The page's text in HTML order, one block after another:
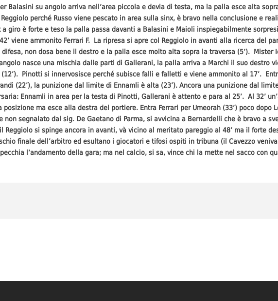
Balasini su angolo arriva nell’area piccola e devia di testa, ma la palla esce alta
perché Russo viene pescato in area sulla sinx, è bravo nella conclusione e
giro è forte e teso la palla passa davanti a Balasini e Maioli inspiegabilmente
viene ammonito Ferrari F. La ripresa si apre col Reggiolo in avanti alla ricerca del
non dosa bene il destro e la palla esce molto alta sopra la traversa (5’). Mister
nasce una mischia dalle parti di Gallerani, la palla arriva a Marchi il suo destro
Pinotti si innervosisce perché subisce falli e falletti e viene ammonito al 17’.
(22’), la punizione dal limite di Ennamli è alta (23’). Ancora una punizione dal
Ennamli in area per la testa di Pinotti, Gallerani è attento e para al 25’. Al 32’
ma esce alla destra del portiere. Entra Ferrari per Umeorah (33’) poco dopo
segnalato dal sig. De Gaetano di Parma, si avvicina a Bernardelli che è bravo a
Reggiolo si spinge ancora in avanti, và vicino al meritato pareggio al 48’ ma il forte
finale dell’arbitro ed esultano i giocatori e tifosi ospiti in tribuna (il Cavezzo
l’andamento della gara; ma nel calcio, si sa, vince chi la mette nel sacco